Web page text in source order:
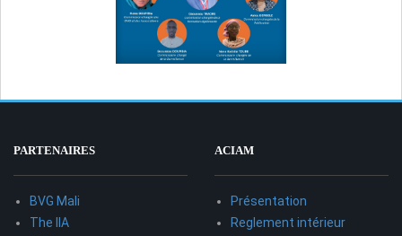
PARTENAIRES
BVG Mali
The IIA
ACIAM
Présentation
Reglement intérieur